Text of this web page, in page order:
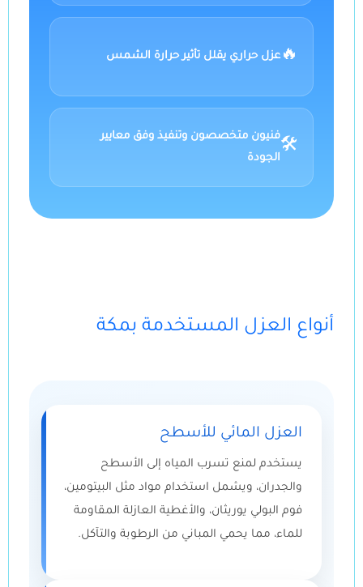
🔥عزل حراري يقلل تأثير حرارة الشمس
🛠️
فنيون متخصصون وتنفيذ وفق معايير
الجودة
أنواع العزل المستخدمة بمكة
العزل المائي للأسطح
يستخدم لمنع تسرب المياه إلى الأسطح
والجدران، ويشمل استخدام مواد مثل البيتومين،
فوم البولي يوريثان، والأغطية العازلة المقاومة
للماء، مما يحمي المباني من الرطوبة والتآكل.